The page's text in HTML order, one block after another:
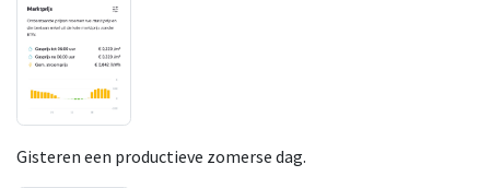
Gisteren een productieve zomerse dag.